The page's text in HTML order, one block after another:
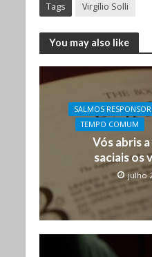
Tags Virgílio Solli
You may also like
SALMOS
TEMPO COMUM
Vós abris
saciais os
julho